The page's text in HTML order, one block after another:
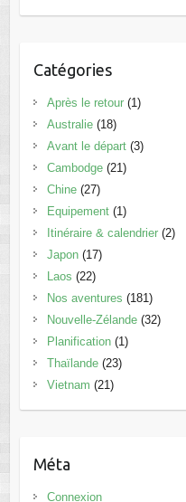
Catégories
Après le retour(1)
Australie(18)
Avant le départ(3)
Cambodge(21)
Chine(27)
Equipement(1)
Itinéraire & calendrier(2)
Japon(17)
Laos (22)
Nos aventures (181)
Nouvelle-Zélande(32)
Planification(1)
Thaïlande(23)
Vietnam (21)
Méta
Connexion